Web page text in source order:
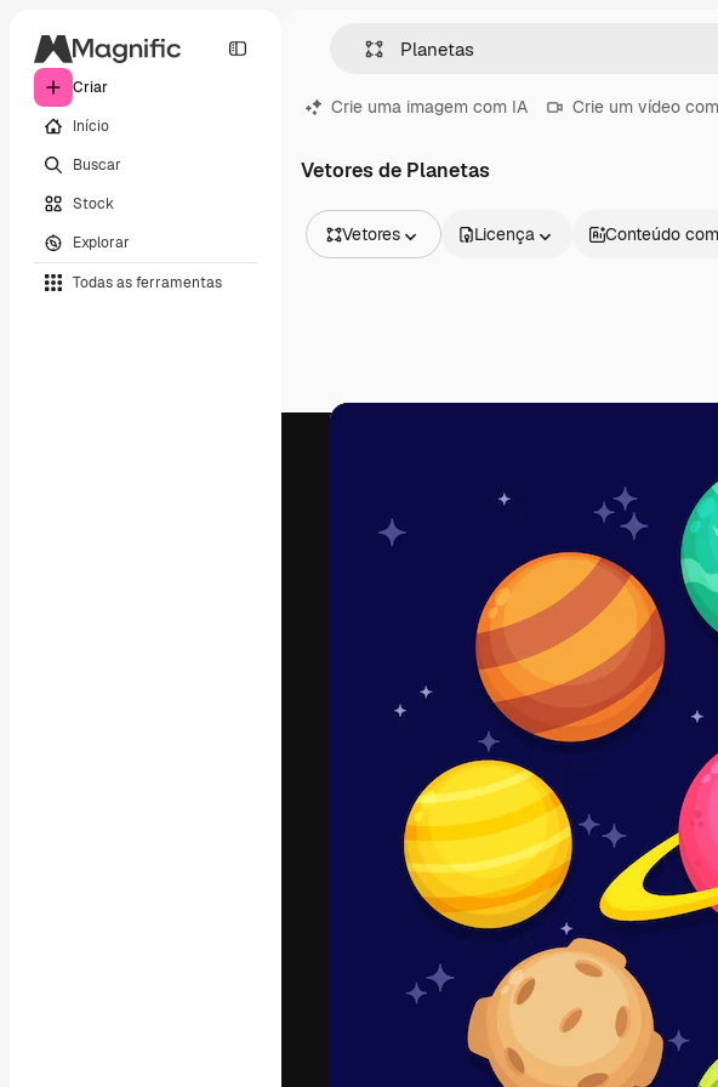
Criar
Início
Buscar
Stock
Explorar
Todas as ferramentas
Crie uma imagem com IA Crie um vídeo
Vetores de Planetas
Vetores
Vídeos
Modelos 3D
Licença Conteúdo
A plataforma criativa para você
seu melhor trabalho. Mais de 1
assinantes entre criativos, empresas,
agências e estúdios.
Português
Copyright © 2010- 2026 Freepik Company